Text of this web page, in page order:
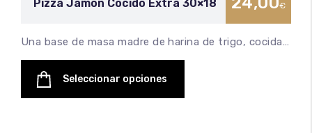
Pizza Jamón Cocido Extra 30×18 €
Una base de masa madre de harina de trigo, cocida…
Seleccionar opciones